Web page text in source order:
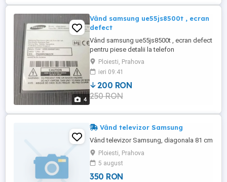
4
Vând samsung ue55js8500t , ecran
defect
Vând samsung ue55js8500t , ecran defect
pentru piese detalii la telefon
Ploiesti, Prahova
ieri 09:41
200 RON
250 RON
Vând televizor Samsung
Vând televizor Samsung, diagonala 81 cm
Ploiesti, Prahova
5 august
350 RON